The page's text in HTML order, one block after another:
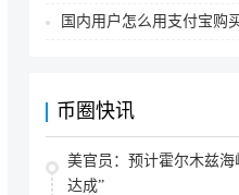
国内用户怎么用支付宝购买USDT
币圈快讯
美官员：预计霍尔木兹海
达成”